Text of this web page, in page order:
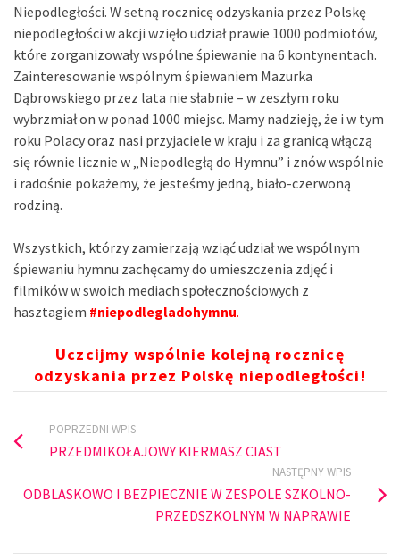
Niepodległości. W setną rocznicę odzyskania przez Polskę
niepodległości w akcji wzięło udział prawie 1000 podmiotów,
które zorganizowały wspólne śpiewanie na 6 kontynentach.
Zainteresowanie wspólnym śpiewaniem Mazurka
Dąbrowskiego przez lata nie słabnie – w zeszłym roku
wybrzmiał on w ponad 1000 miejsc. Mamy nadzieję, że i w tym
roku Polacy oraz nasi przyjaciele w kraju i za granicą włączą
się równie licznie w „Niepodległą do Hymnu” i znów wspólnie
i radośnie pokażemy, że jesteśmy jedną, biało-czerwoną
rodziną.
Wszystkich, którzy zamierzają wziąć udział we wspólnym
śpiewaniu hymnu zachęcamy do umieszczenia zdjęć i
filmików w swoich mediach społecznościowych z
hasztagiem #niepodlegladohymnu.
Uczcijmy wspólnie kolejną rocznicę
odzyskania przez Polskę niepodległości!
POPRZEDNI WPIS
PRZEDMIKOŁAJOWY KIERMASZ CIAST
NASTĘPNY WPIS
ODBLASKOWO I BEZPIECZNIE W ZESPOLE SZKOLNO-
PRZEDSZKOLNYM W NAPRAWIE